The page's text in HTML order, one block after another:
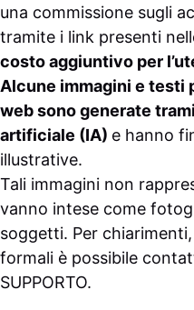
una commissione sugli
tramite i link presenti
costo aggiuntivo per
Alcune immagini e testi
web sono generate
artificiale (IA) e hanno
illustrative.
Tali immagini non
vanno intese come
soggetti. Per
formali è possibile
SUPPORTO.